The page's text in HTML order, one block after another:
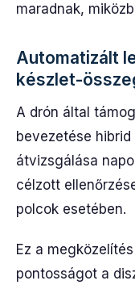
maradnak,
Automatizált
készlet-
A drón által
bevezetése
átvizsgálása
célzott
polcok esetében.
Ez a
pontosságot a